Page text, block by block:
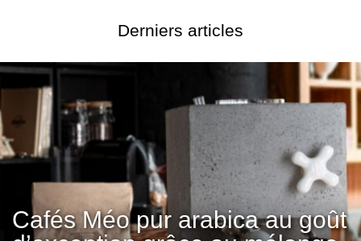
Derniers articles
Cafés Méo pur arabica au goût